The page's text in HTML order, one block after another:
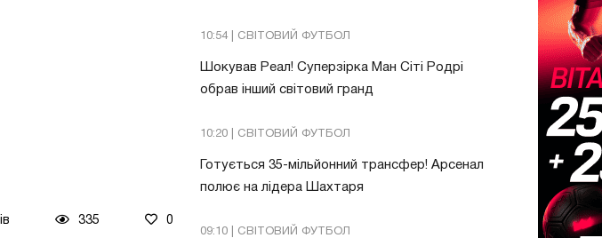
10:54 | СВІТОВИЙ ФУТБОЛ
Шокував Реал! Суперзірка Ман Сіті Родрі
обрав інший світовий гранд
10:20 | СВІТОВИЙ ФУТБОЛ
Готується 35-мільйонний трансфер! Арсенал
полює на лідера Шахтаря
09:10 | СВІТОВИЙ ФУТБОЛ
335 0